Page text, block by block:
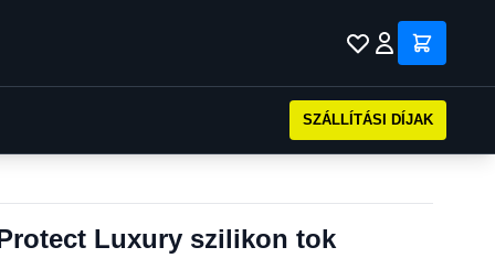
SZÁLLÍTÁSI DÍJAK
Luxury szilikon tok